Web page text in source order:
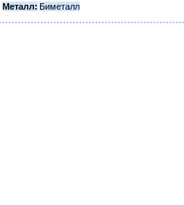
Металл: Биметалл